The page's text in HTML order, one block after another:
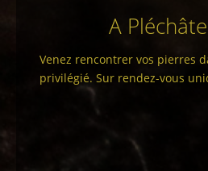
A
Venez rencontrer vos pierres
privilégié. Sur rendez-vous